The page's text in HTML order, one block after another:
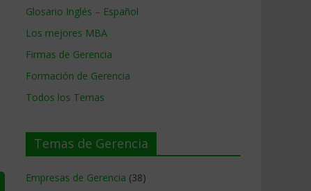
Glosario Inglés – Español
Los mejores MBA
Firmas de Gerencia
Formación de Gerencia
Todos los Temas
Temas de Gerencia
Empresas de Gerencia (38)